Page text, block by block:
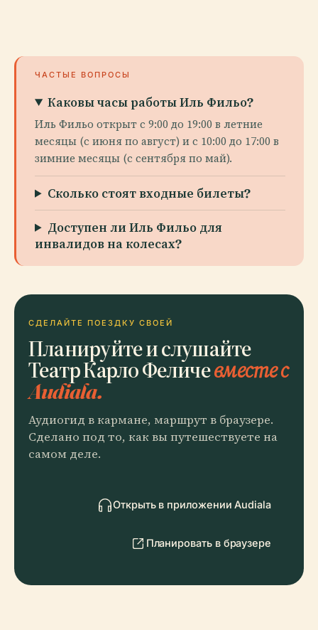
ЧАСТЫЕ ВОПРОСЫ
Каковы часы работы Иль Фильо?
Иль Фильо открыт с 9:00 до 19:00 в летние
месяцы (с июня по август) и с 10:00 до 17:00 в
зимние месяцы (с сентября по май).
Сколько стоят входные билеты?
Доступен ли Иль Фильо для
инвалидов на колесах?
СДЕЛАЙТЕ ПОЕЗДКУ СВОЕЙ
Планируйте и слушайте
Театр Карло Феличевместе с
Audiala.
Аудиогид в кармане, маршрут в браузере.
Сделано под то, как вы путешествуете на
самом деле.
Открыть в приложении Audiala
Планировать в браузере